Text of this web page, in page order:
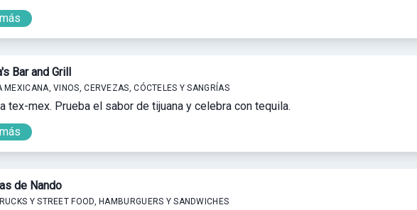
Bar and Grill
MEXICANA, VINOS, CERVEZAS, CÓCTELES Y SANGRÍAS
tex-mex. Prueba el sabor de tijuana y celebra con tequila.
de Nando
Y STREET FOOD, HAMBURGUERS Y SANDWICHES